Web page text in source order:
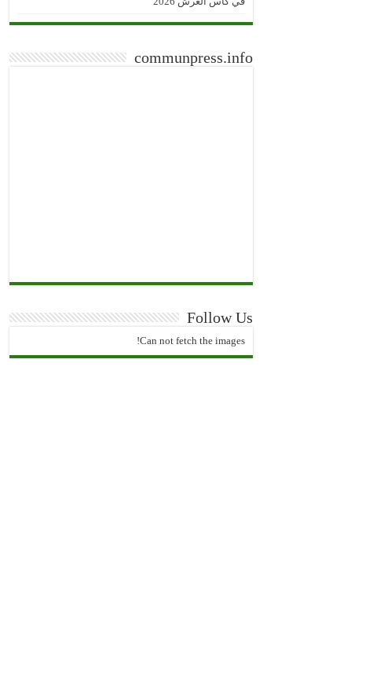
communpress.info
Follow Us
Can not fetch the images!